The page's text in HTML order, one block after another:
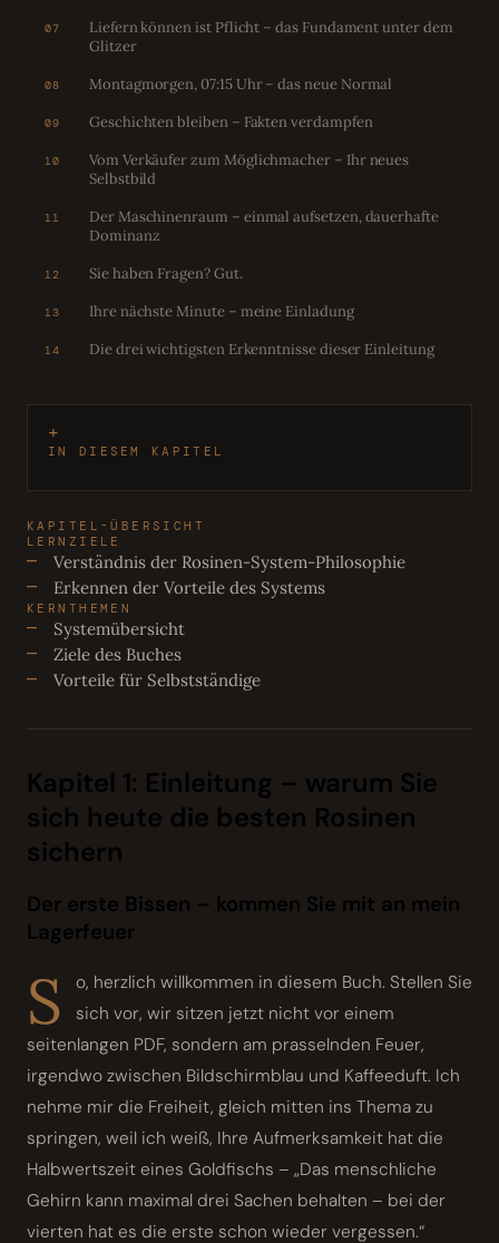
07
Liefern können ist Pflicht – das Fundament unter dem
Glitzer
08 Montagmorgen, 07:15 Uhr – das neue Normal
09 Geschichten bleiben – Fakten verdampfen
10
Vom Verkäufer zum Möglichmacher – Ihr neues
Selbstbild
11
Der Maschinenraum – einmal aufsetzen, dauerhafte
Dominanz
12 Sie haben Fragen? Gut.
13 Ihre nächste Minute – meine Einladung
14 Die drei wichtigsten Erkenntnisse dieser Einleitung
IN DIESEM KAPITEL
KAPITEL-ÜBERSICHT
LERNZIELE
Verständnis der Rosinen-System-Philosophie
Erkennen der Vorteile des Systems
KERNTHEMEN
Systemübersicht
Ziele des Buches
Vorteile für Selbstständige
Kapitel 1: Einleitung – warum Sie
sich heute die besten Rosinen
sichern
Der erste Bissen – kommen Sie mit an mein
Lagerfeuer
S
o, herzlich willkommen in diesem Buch. Stellen Sie
sich vor, wir sitzen jetzt nicht vor einem
seitenlangen PDF, sondern am prasselnden Feuer,
irgendwo zwischen Bildschirm­blau und Kaffeeduft. Ich
nehme mir die Freiheit, gleich mitten ins Thema zu
springen, weil ich weiß, Ihre Aufmerksamkeit hat die
Halbwertszeit eines Goldfischs – „Das menschliche
Gehirn kann maximal drei Sachen behalten – bei der
vierten hat es die erste schon wieder vergessen.“